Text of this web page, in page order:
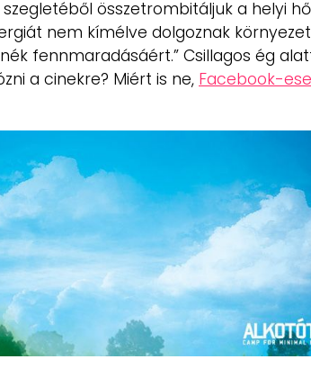
összetrombitáljuk a helyi
nem kímélve dolgoznak
fennmaradásáért.” Csillagos ég
a cinekre? Miért is ne, Facebook-